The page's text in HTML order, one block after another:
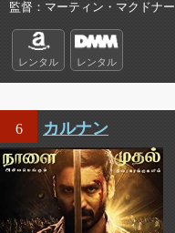
監督
マーティン・マクドナー
レンタル レンタル
6 カルナン